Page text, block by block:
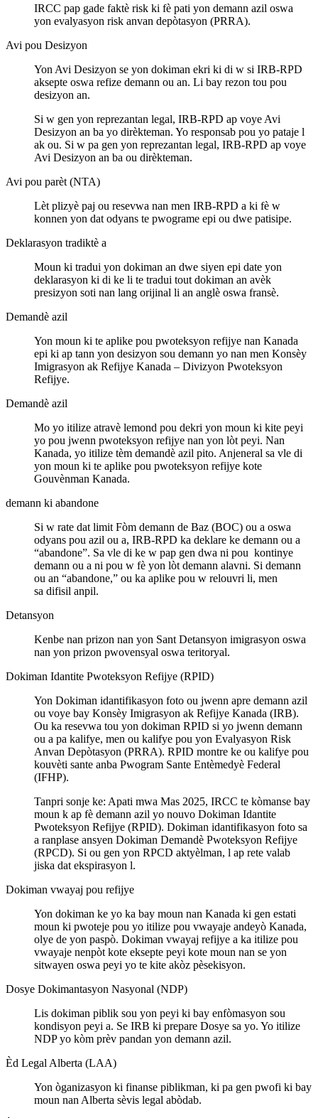
IRCC pap gade faktè risk ki fè pati yon demann azil oswa
yon evalyasyon risk anvan depòtasyon (PRRA).
Avi pou Desizyon
Yon Avi Desizyon se yon dokiman ekri ki di w si IRB-RPD
aksepte oswa refize demann ou an. Li bay rezon tou pou
desizyon an.
Si w gen yon reprezantan legal, IRB-RPD ap voye Avi
Desizyon an ba yo dirèkteman. Yo responsab pou yo pataje l
ak ou. Si w pa gen yon reprezantan legal, IRB-RPD ap voye
Avi Desizyon an ba ou dirèkteman.
Avi pou parèt (NTA)
Lèt plizyè paj ou resevwa nan men IRB-RPD a ki fè w
konnen yon dat odyans te pwograme epi ou dwe patisipe.
Deklarasyon tradiktè a
Moun ki tradui yon dokiman an dwe siyen epi date yon
deklarasyon ki di ke li te tradui tout dokiman an avèk
presizyon soti nan lang orijinal li an anglè oswa fransè.
Demandè azil
Yon moun ki te aplike pou pwoteksyon refijye nan Kanada
epi ki ap tann yon desizyon sou demann yo nan men Konsèy
Imigrasyon ak Refijye Kanada – Divizyon Pwoteksyon
Refijye.
Demandè azil
Mo yo itilize atravè lemond pou dekri yon moun ki kite peyi
yo pou jwenn pwoteksyon refijye nan yon lòt peyi. Nan
Kanada, yo itilize tèm demandè azil pito. Anjeneral sa vle di
yon moun ki te aplike pou pwoteksyon refijye kote
Gouvènman Kanada.
demann ki abandone
Si w rate dat limit Fòm demann de Baz (BOC) ou a oswa
odyans pou azil ou a, IRB-RPD ka deklare ke demann ou a
“abandone”. Sa vle di ke w pap gen dwa ni pou kontinye
demann ou a ni pou w fè yon lòt demann alavni. Si demann
ou an “abandone,” ou ka aplike pou w relouvri li, men
sa difisil anpil.
Detansyon
Kenbe nan prizon nan yon Sant Detansyon imigrasyon oswa
nan yon prizon pwovensyal oswa teritoryal.
Dokiman Idantite Pwoteksyon Refijye (RPID)
Yon Dokiman idantifikasyon foto ou jwenn apre demann azil
ou voye bay Konsèy Imigrasyon ak Refijye Kanada (IRB).
Ou ka resevwa tou yon dokiman RPID si yo jwenn demann
ou a pa kalifye, men ou kalifye pou yon Evalyasyon Risk
Anvan Depòtasyon (PRRA). RPID montre ke ou kalifye pou
kouvèti sante anba Pwogram Sante Entèmedyè Federal
(IFHP).
Tanpri sonje ke: Apati mwa Mas 2025, IRCC te kòmanse bay
moun k ap fè demann azil yo nouvo Dokiman Idantite
Pwoteksyon Refijye (RPID). Dokiman idantifikasyon foto sa
a ranplase ansyen Dokiman Demandè Pwoteksyon Refijye
(RPCD). Si ou gen yon RPCD aktyèlman, l ap rete valab
jiska dat ekspirasyon l.
Dokiman vwayaj pou refijye
Yon dokiman ke yo ka bay moun nan Kanada ki gen estati
moun ki pwoteje pou yo itilize pou vwayaje andeyò Kanada,
olye de yon paspò. Dokiman vwayaj refijye a ka itilize pou
vwayaje nenpòt kote eksepte peyi kote moun nan se yon
sitwayen oswa peyi yo te kite akòz pèsekisyon.
Dosye Dokimantasyon Nasyonal (NDP)
Lis dokiman piblik sou yon peyi ki bay enfòmasyon sou
kondisyon peyi a. Se IRB ki prepare Dosye sa yo. Yo itilize
NDP yo kòm prèv pandan yon demann azil.
Èd Legal Alberta (LAA)
Yon òganizasyon ki finanse piblikman, ki pa gen pwofi ki bay
moun nan Alberta sèvis legal abòdab.